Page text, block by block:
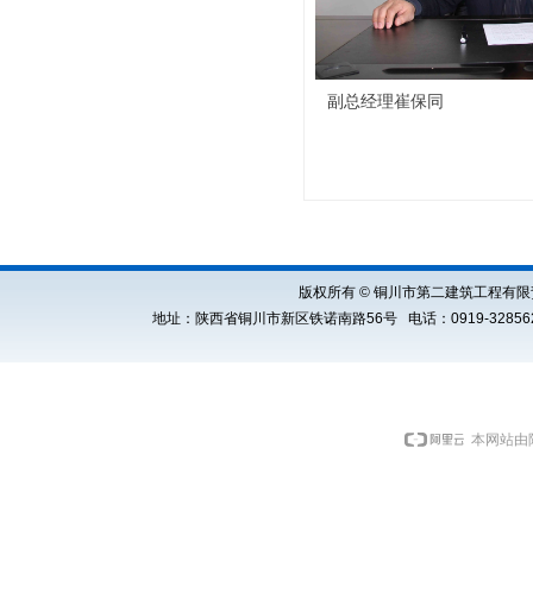
副总经理崔保同
版权所有 © 铜川市第二建筑工程有
地址：陕西省铜川市新区铁诺南路56号 电话：0919-
本网站由